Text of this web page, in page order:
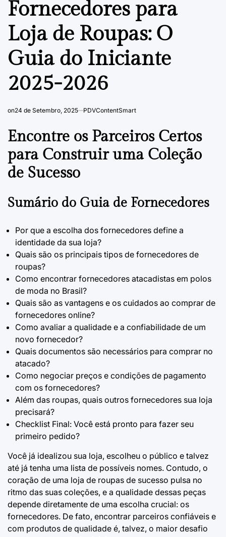
Fornecedores para
Loja de Roupas: O
Guia do Iniciante
2025-2026
on24 de Setembro, 2025 PDVContentSmart
Encontre os Parceiros Certos
para Construir uma Coleção
de Sucesso
Sumário do Guia de Fornecedores
Por que a escolha dos fornecedores define a
identidade da sua loja?
Quais são os principais tipos de fornecedores de
roupas?
Como encontrar fornecedores atacadistas em polos
de moda no Brasil?
Quais são as vantagens e os cuidados ao comprar de
fornecedores online?
Como avaliar a qualidade e a confiabilidade de um
novo fornecedor?
Quais documentos são necessários para comprar no
atacado?
Como negociar preços e condições de pagamento
com os fornecedores?
Além das roupas, quais outros fornecedores sua loja
precisará?
Checklist Final: Você está pronto para fazer seu
primeiro pedido?
Você já idealizou sua loja, escolheu o público e talvez
até já tenha uma lista de possíveis nomes. Contudo, o
coração de uma loja de roupas de sucesso pulsa no
ritmo das suas coleções, e a qualidade dessas peças
depende diretamente de uma escolha crucial: os
fornecedores. De fato, encontrar parceiros confiáveis e
com produtos de qualidade é, talvez, o maior desafio